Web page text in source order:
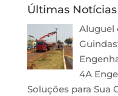
Últimas Notícias
Aluguel
4A
Soluções para Sua